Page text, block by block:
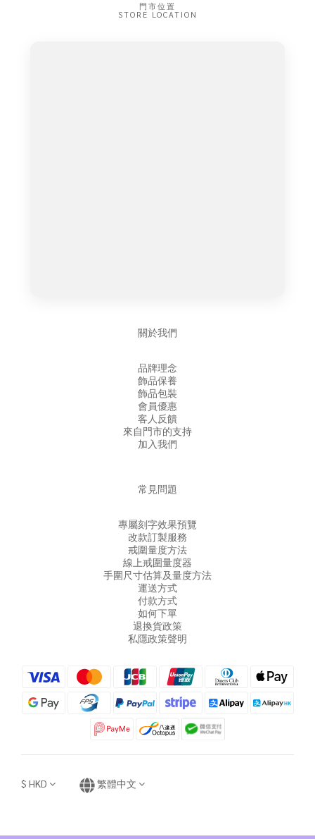
門市位置
STORE LOCATION
關於我們
品牌理念
飾品保養
飾品包裝
會員優惠
客人反饋
來自門市的支持
加入我們
常見問題
專屬刻字效果預覽
改款訂製服務
戒圍量度方法
線上戒圍量度器
手圍尺寸估算及量度方法
運送方式
付款方式
如何下單
退換貨政策
私隱政策聲明
$ HKD 繁體中文